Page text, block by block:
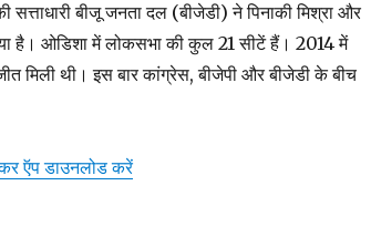
बीजू जनता दल (बीजेडी) ने पिनाकी मिश्रा और
है। ओडिशा में लोकसभा की कुल 21 सीटें हैं। 2014 में
मिली थी। इस बार कांग्रेस, बीजेपी और बीजेडी के बीच
ऍप डाउनलोड करें